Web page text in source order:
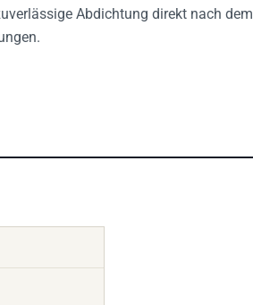
Abdichtung direkt nach dem